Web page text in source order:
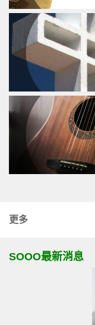
更多
SOOO最新消息